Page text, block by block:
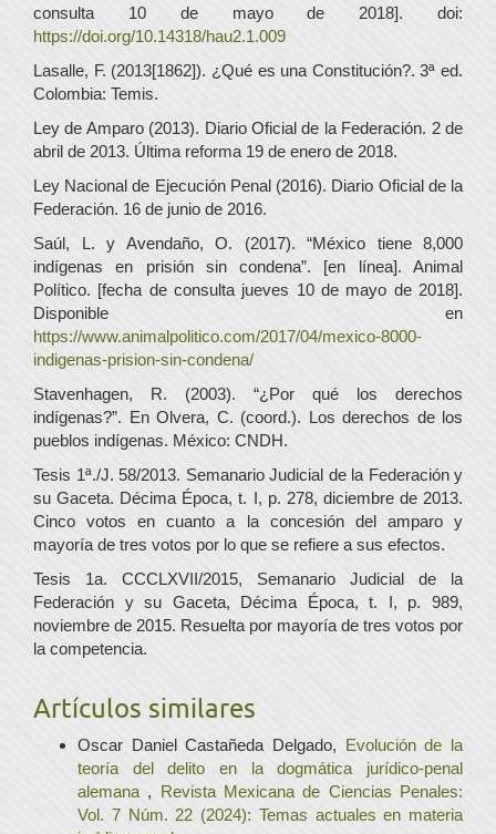
consulta 10 de mayo de 2018]. doi:
https://doi.org/10.14318/hau2.1.009
Lasalle, F. (2013[1862]). ¿Qué es una Constitución?. 3ª ed.
Colombia: Temis.
Ley de Amparo (2013). Diario Oficial de la Federación. 2 de
abril de 2013. Última reforma 19 de enero de 2018.
Ley Nacional de Ejecución Penal (2016). Diario Oficial de la
Federación. 16 de junio de 2016.
Saúl, L. y Avendaño, O. (2017). “México tiene 8,000
indígenas en prisión sin condena”. [en línea]. Animal
Político. [fecha de consulta jueves 10 de mayo de 2018].
Disponible en
https://www.animalpolitico.com/2017/04/mexico-8000-
indigenas-prision-sin-condena/
Stavenhagen, R. (2003). “¿Por qué los derechos
indígenas?”. En Olvera, C. (coord.). Los derechos de los
pueblos indígenas. México: CNDH.
Tesis 1ª./J. 58/2013. Semanario Judicial de la Federación y
su Gaceta. Décima Época, t. I, p. 278, diciembre de 2013.
Cinco votos en cuanto a la concesión del amparo y
mayoría de tres votos por lo que se refiere a sus efectos.
Tesis 1a. CCCLXVII/2015, Semanario Judicial de la
Federación y su Gaceta, Décima Época, t. I, p. 989,
noviembre de 2015. Resuelta por mayoría de tres votos por
la competencia.
Artículos similares
Oscar Daniel Castañeda Delgado, Evolución de la
teoría del delito en la dogmática jurídico-penal
alemana , Revista Mexicana de Ciencias Penales:
Vol. 7 Núm. 22 (2024): Temas actuales en materia